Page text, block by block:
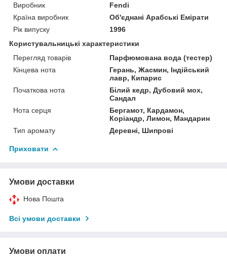
Виробник
Fendi
Країна виробник
Об'єднані Арабські Емірати
Рік випуску
1996
Користувальницькі характеристики
Перегляд товарів
Парфюмована вода (тестер)
Кінцева нота
Герань, Жасмин, Індійський
лавр, Кипарис
Початкова нота
Білий кедр, Дубовий мох,
Сандал
Нота серця
Бергамот, Кардамон,
Коріандр, Лимон, Мандарин
Тип аромату
Деревні, Шипрові
Приховати
Умови доставки
Нова Пошта
Всі умови доставки
Умови оплати